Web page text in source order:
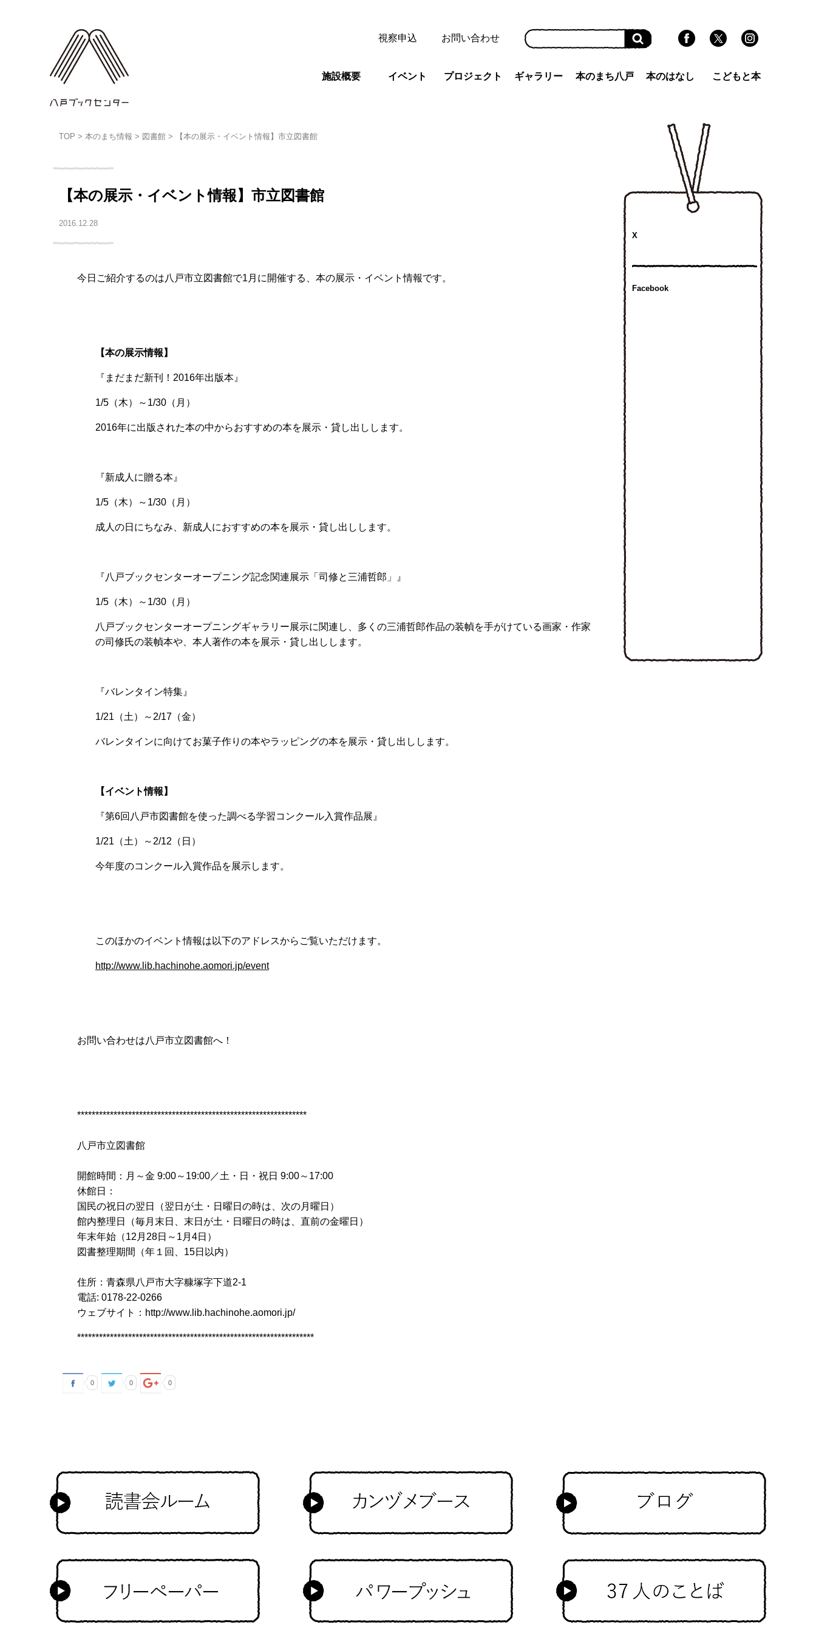
視察申込 お問い合わせ
施設概要 イベント プロジェクト ギャラリー 本のまち八戸 本のはなし こどもと本
TOP > 本のまち情報 > 図書館 > 【本の展示・イベント情報】市立図書館
【本の展示・イベント情報】市立図書館
2016.12.28
今日ご紹介するのは八戸市立図書館で1月に開催する、本の展示・イベント情報です。
【本の展示情報】
『まだまだ新刊！2016年出版本』
1/5（木）～1/30（月）
2016年に出版された本の中からおすすめの本を展示・貸し出しします。
『新成人に贈る本』
1/5（木）～1/30（月）
成人の日にちなみ、新成人におすすめの本を展示・貸し出しします。
『八戸ブックセンターオープニング記念関連展示「司修と三浦哲郎」』
1/5（木）～1/30（月）
八戸ブックセンターオープニングギャラリー展示に関連し、多くの三浦哲郎作品の装幀を手がけている画家・作家
の司修氏の装幀本や、本人著作の本を展示・貸し出しします。
『バレンタイン特集』
1/21（土）～2/17（金）
バレンタインに向けてお菓子作りの本やラッピングの本を展示・貸し出しします。
【イベント情報】
『第6回八戸市図書館を使った調べる学習コンクール入賞作品展』
1/21（土）～2/12（日）
今年度のコンクール入賞作品を展示します。
このほかのイベント情報は以下のアドレスからご覧いただけます。
http://www.lib.hachinohe.aomori.jp/event
お問い合わせは八戸市立図書館へ！
***************************************************************
八戸市立図書館
開館時間：月～金 9:00～19:00／土・日・祝日 9:00～17:00
休館日：
国民の祝日の翌日（翌日が土・日曜日の時は、次の月曜日）
館内整理日（毎月末日、末日が土・日曜日の時は、直前の金曜日）
年末年始（12月28日～1月4日）
図書整理期間（年１回、15日以内）
住所：青森県八戸市大字糠塚字下道2-1
電話: 0178-22-0266
ウェブサイト： http://www.lib.hachinohe.aomori.jp/
*****************************************************************
0 0 0
X
Facebook